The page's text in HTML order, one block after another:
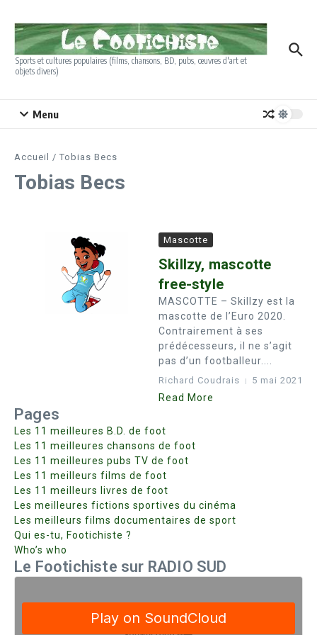
Sports et cultures populaires (films, chansons, BD, pubs, œuvres d'art et
objets divers)
Menu
Accueil / Tobias Becs
Tobias Becs
Mascotte
Skillzy, mascotte
free-style
MASCOTTE – Skillzy est la
mascotte de l’Euro 2020.
Contrairement à ses
prédécesseurs, il ne s’agit
pas d’un footballeur....
Richard Coudrais 5 mai 2021
Read More
Pages
Les 11 meilleures B.D. de foot
Les 11 meilleures chansons de foot
Les 11 meilleures pubs TV de foot
Les 11 meilleurs films de foot
Les 11 meilleurs livres de foot
Les meilleures fictions sportives du cinéma
Les meilleurs films documentaires de sport
Qui es-tu, Footichiste ?
Who’s who
Le Footichiste sur RADIO SUD